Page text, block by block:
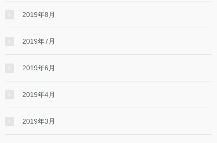
2019年8月
2019年7月
2019年6月
2019年4月
2019年3月